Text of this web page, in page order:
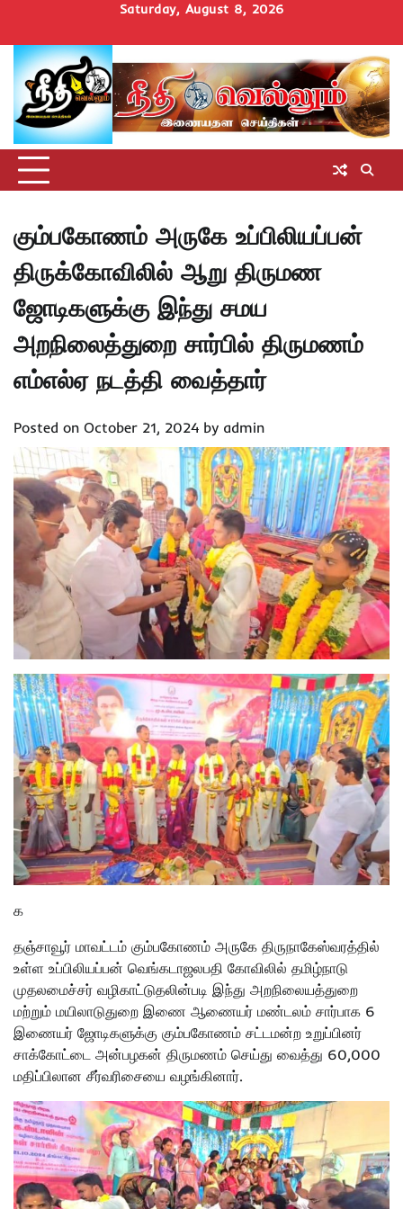
content
Saturday, August 8, 2026
Homeசெய்திகள்
தமிழ்நாடுமாவட்டச்செய்திகள்
அரசியல்ஆன்மிகம்
சட்டம்
அறிவோம்
சினிமாUncategorized
கும்பகோணம் அருகே உப்பிலியப்பன்
திருக்கோவிலில் ஆறு திருமண
ஜோடிகளுக்கு இந்து சமய
அறநிலைத்துறை சார்பில் திருமணம்
எம்எல்ஏ நடத்தி வைத்தார்
Posted on October 21, 2024 by admin
க
தஞ்சாவூர் மாவட்டம் கும்பகோணம் அருகே திருநாகேஸ்வரத்தில்
உள்ள உப்பிலியப்பன் வெங்கடாஜலபதி கோவிலில் தமிழ்நாடு
முதலமைச்சர் வழிகாட்டுதலின்படி இந்து அறநிலையத்துறை
மற்றும் மயிலாடுதுறை இணை ஆணையர் மண்டலம் சார்பாக 6
இணையர் ஜோடிகளுக்கு கும்பகோணம் சட்டமன்ற உறுப்பினர்
சாக்கோட்டை அன்பழகன் திருமணம் செய்து வைத்து 60,000
மதிப்பிலான சீர்வரிசையை வழங்கினார்.